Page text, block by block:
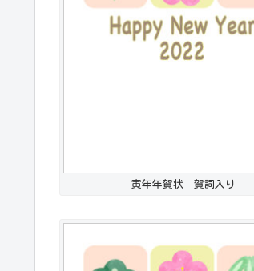
寅年年賀状 賀詞入り